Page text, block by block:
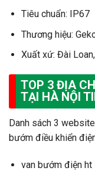
Tiêu chuẩn: IP67
Thương hiệu:
Xuất xứ: Đài
TOP 3 ĐỊA
TẠI HÀ NỘI
Danh sách 3
bướm điều khiển
van bướm điện ht